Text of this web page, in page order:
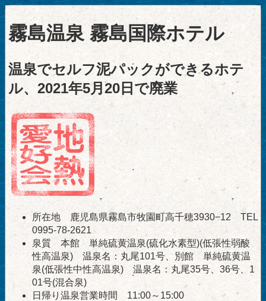
霧島温泉 霧島国際ホテル
温泉でセルフ泥パックができるホテ
ル、2021年5月20日で廃業
所在地 鹿児島県霧島市牧園町高千穂3930−12 TEL
0995-78-2621
泉質 本館 単純硫黄温泉(硫化水素型)(低張性弱酸
性高温泉) 温泉名：丸尾101号、別館 単純硫黄温
泉(低張性中性高温泉) 温泉名：丸尾35号、36号、1
01号(混合泉)
日帰り温泉営業時間 11:00～15:00